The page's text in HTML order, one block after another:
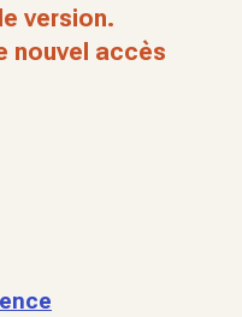
version.
nouvel accès